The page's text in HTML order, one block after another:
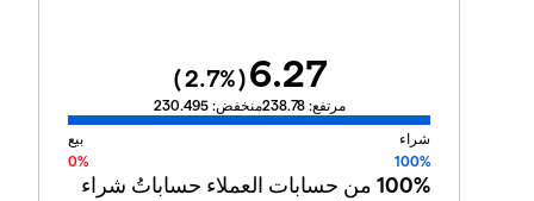
6.27
(
2.7%)
مرتفع:238.78منخفض:230.495
شراء
بيع
100%
0%
100% من حسابات العملاء حساباتُ شراء